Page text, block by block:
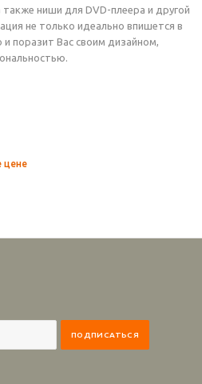
ниши для DVD-плеера и другой
не только идеально впишется в
поразит Вас своим дизайном,
цене